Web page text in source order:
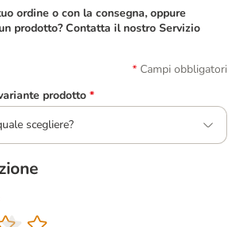
ordine o con la consegna, oppure
prodotto? Contatta il nostro Servizio
Campi obbligatori
prodotto *
scegliere?